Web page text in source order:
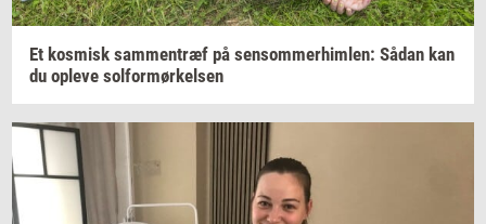
Et kos­misk sam­men­træf på sen­som­mer­him­len: Sådan kan
du op­le­ve sol­for­mør­kel­sen